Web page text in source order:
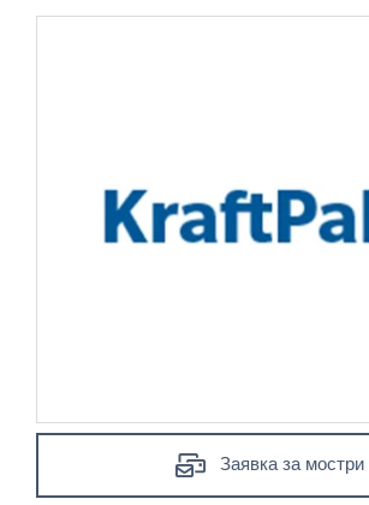
Заявка за мостри